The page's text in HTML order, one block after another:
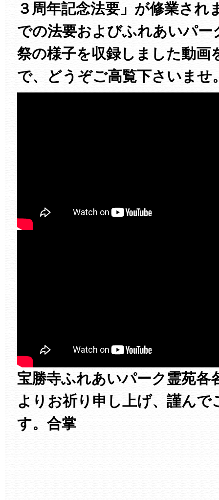
３周年記念法要」が修業され
での法要およびふれあいパー
祭の様子を収録しました動画
で、どうぞご高覧下さいませ
宝勝寺ふれあいパーク霊苑各
よりお祈り申し上げ、謹んで
す。合掌